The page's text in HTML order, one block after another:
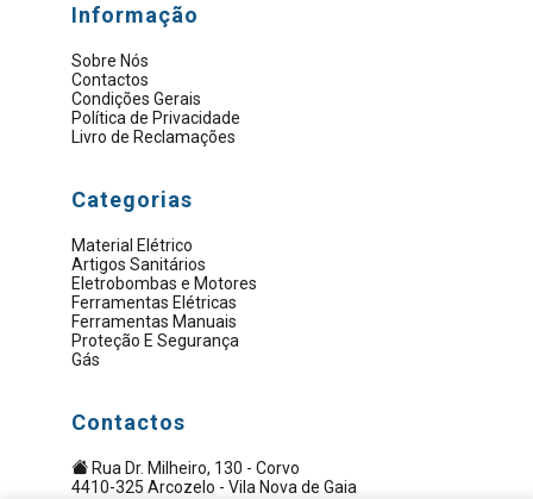
Informação
Sobre Nós
Contactos
Condições Gerais
Política de Privacidade
Livro de Reclamações
Categorias
Material Elétrico
Artigos Sanitários
Eletrobombas e Motores
Ferramentas Elétricas
Ferramentas Manuais
Proteção E Segurança
Gás
Contactos
Rua Dr. Milheiro, 130 - Corvo
4410-325 Arcozelo - Vila Nova de Gaia